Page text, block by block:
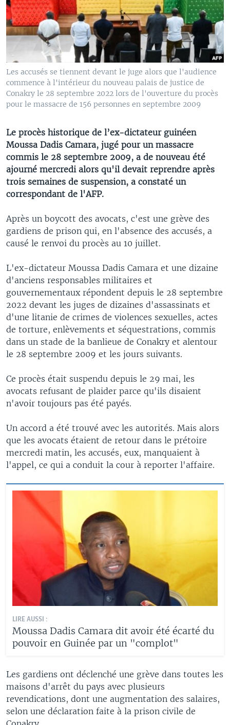
Les accusés se tiennent devant le juge alors que l'audience
commence à l'intérieur du nouveau palais de justice de
Conakry le 28 septembre 2022 lors de l'ouverture du procès
pour le massacre de 156 personnes en septembre 2009
Le procès historique de l’ex-dictateur guinéen
Moussa Dadis Camara, jugé pour un massacre
commis le 28 septembre 2009, a de nouveau été
ajourné mercredi alors qu'il devait reprendre après
trois semaines de suspension, a constaté un
correspondant de l'AFP.
Après un boycott des avocats, c'est une grève des
gardiens de prison qui, en l'absence des accusés, a
causé le renvoi du procès au 10 juillet.
L'ex-dictateur Moussa Dadis Camara et une dizaine
d'anciens responsables militaires et
gouvernementaux répondent depuis le 28 septembre
2022 devant les juges de dizaines d'assassinats et
d'une litanie de crimes de violences sexuelles, actes
de torture, enlèvements et séquestrations, commis
dans un stade de la banlieue de Conakry et alentour
le 28 septembre 2009 et les jours suivants.
Ce procès était suspendu depuis le 29 mai, les
avocats refusant de plaider parce qu'ils disaient
n'avoir toujours pas été payés.
Un accord a été trouvé avec les autorités. Mais alors
que les avocats étaient de retour dans le prétoire
mercredi matin, les accusés, eux, manquaient à
l'appel, ce qui a conduit la cour à reporter l'affaire.
LIRE AUSSI :
Moussa Dadis Camara dit avoir été écarté du
pouvoir en Guinée par un "complot"
Les gardiens ont déclenché une grève dans toutes les
maisons d'arrêt du pays avec plusieurs
revendications, dont une augmentation des salaires,
selon une déclaration faite à la prison civile de